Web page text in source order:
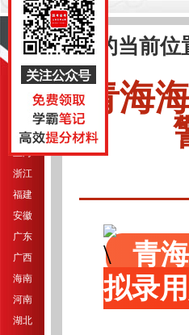
导航
江苏
上海
浙江
福建
安徽
广东
广西
海南
河南
湖北
您的当前位
青海
青
拟录